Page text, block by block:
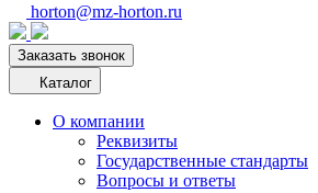
horton@mz-horton.ru
Заказать звонок
Каталог
О компании
Реквизиты
Государственные стандарты
Вопросы и ответы